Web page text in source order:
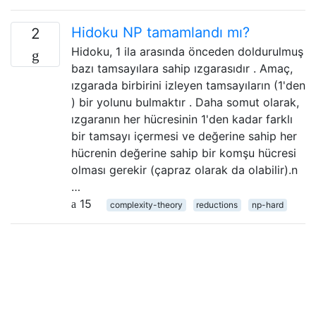
2 Hidoku NP tamamlandı mı?
Hidoku, 1 ila arasında önceden doldurulmuş
bazı tamsayılara sahip ızgarasıdır . Amaç,
ızgarada birbirini izleyen tamsayıların (1'den
) bir yolunu bulmaktır . Daha somut olarak,
ızgaranın her hücresinin 1'den kadar farklı
bir tamsayı içermesi ve değerine sahip her
hücrenin değerine sahip bir komşu hücresi
olması gerekir (çapraz olarak da olabilir).n
…
15
complexity-theory reductions np-hard